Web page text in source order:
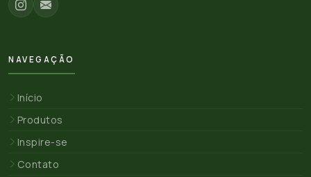
NAVEGAÇÃO
Início
Produtos
Inspire-se
Contato